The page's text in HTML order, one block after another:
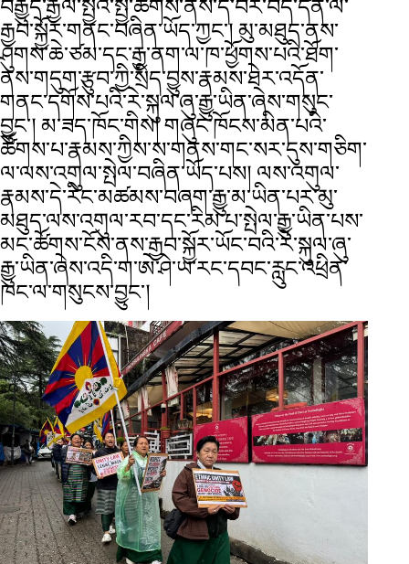
བརྒྱུད་རྒྱལ་སྤྱིའི་སྤྱི་ཚོགས་ནས་ད་བར་བོད་དོན་ལ་
རྒྱབ་སྐྱོར་གནང་བཞིན་ཡོད་ཀྱང་། མུ་མཐུད་ནས་
ཤུགས་ཆེ་ཙམ་དང་རྒྱ་ནག་ལ་ཁ་ཕྱོགས་པའི་ཐོག་
ནས་གདུག་རྩུབ་ཀྱི་སྲིད་བྱུས་རྣམས་ཐེར་འདོན་
གནང་དགོས་པའི་རེ་སྐུལ་ཞུ་རྒྱུ་ཡིན་ཞེས་གསུང་
བྱུང་། མ་ཟད་ཁོང་གིས། གཞུང་ཁོངས་མིན་པའི་
ཚོགས་པ་རྣམས་ཀྱིས་ས་གནས་གང་སར་དུས་གཅིག་
ལ་ལས་འགུལ་སྤེལ་བཞིན་ཡོད་པས། ལས་འགུལ་
རྣམས་དེ་རིང་མཚམས་བཞག་རྒྱུ་མ་ཡིན་པར་མུ་
མཐུད་ལས་འགུལ་རབ་དང་རིམ་པ་སྤེལ་རྒྱུ་ཡིན་པས་
མང་ཚོགས་ངོས་ནས་རྒྱབ་སྐྱོར་ཡོང་བའི་རེ་སྐུལ་ཞུ་
རྒྱུ་ཡིན་ཞེས་འདི་ག་ཨེ་ཤེ་ཡ་རང་དབང་རླུང་འཕྲིན་
ཁང་ལ་གསུངས་བྱུང་།